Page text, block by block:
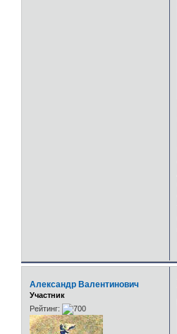
Александр Валентинович
Участник
Рейтинг: